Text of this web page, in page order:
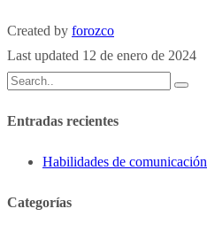
Created by forozco
Last updated 12 de enero de 2024
Entradas recientes
Habilidades de comunicación
Categorías